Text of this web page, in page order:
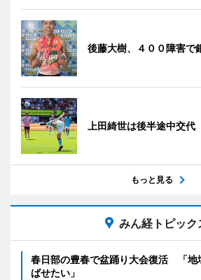
後藤大樹、４００障害で
上田綺世は後半途中交
もっと見る
みん経トピック
春日部の豊春で盆踊り大会復活 「地
ばせたい」